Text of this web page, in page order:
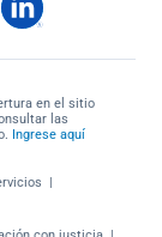
en el sitio
las
Ingrese aquí